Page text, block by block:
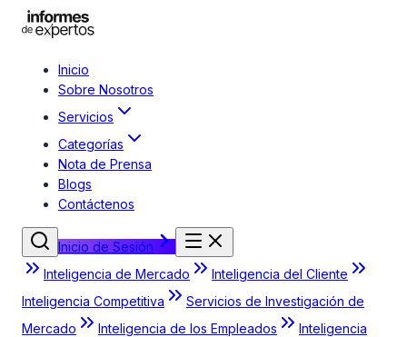
Inicio
Sobre Nosotros
Servicios
Categorías
Nota de Prensa
Blogs
Contáctenos
Inicio de Sesión
Inteligencia de Mercado
Inteligencia del Cliente
Inteligencia Competitiva
Servicios de Investigación de
Mercado
Inteligencia de los Empleados
Inteligencia